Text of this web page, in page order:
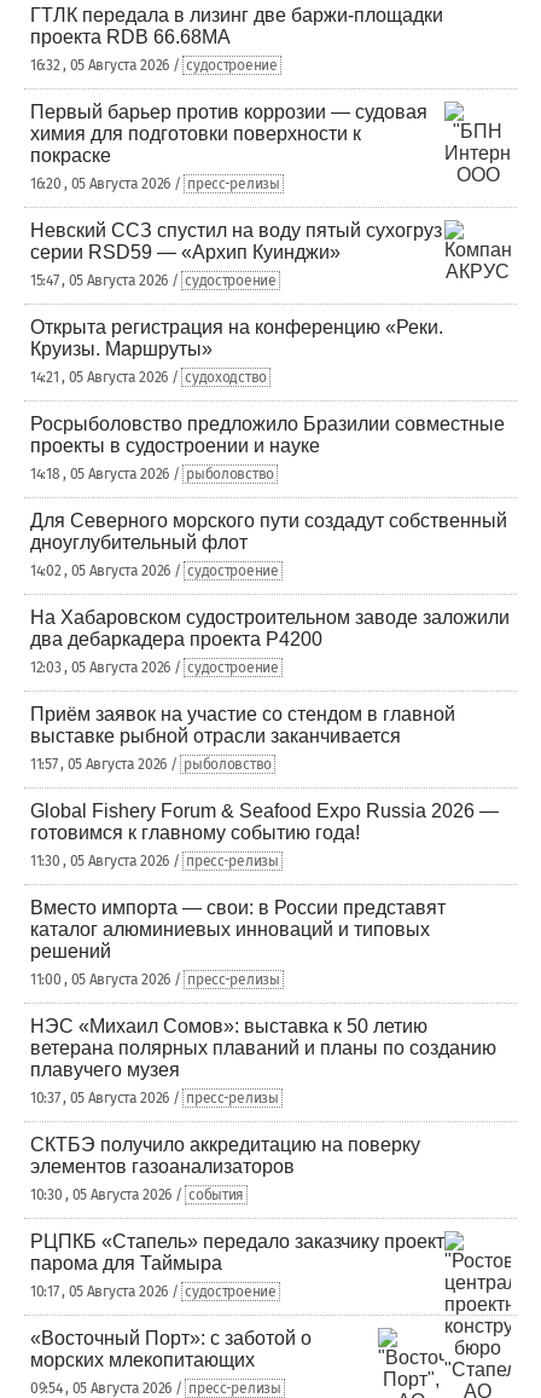
ГТЛК передала в лизинг две баржи-площадки
проекта RDB 66.68МА
16:32 , 05 Августа 2026 / судостроение
Первый барьер против коррозии — судовая
химия для подготовки поверхности к
покраске
16:20 , 05 Августа 2026 / пресс-релизы
Невский ССЗ спустил на воду пятый сухогруз
серии RSD59 — «Архип Куинджи»
15:47 , 05 Августа 2026 / судостроение
Открыта регистрация на конференцию «Реки.
Круизы. Маршруты»
14:21 , 05 Августа 2026 / судоходство
Росрыболовство предложило Бразилии совместные
проекты в судостроении и науке
14:18 , 05 Августа 2026 / рыболовство
Для Северного морского пути создадут собственный
дноуглубительный флот
14:02 , 05 Августа 2026 / судостроение
На Хабаровском судостроительном заводе заложили
два дебаркадера проекта Р4200
12:03 , 05 Августа 2026 / судостроение
Приём заявок на участие со стендом в главной
выставке рыбной отрасли заканчивается
11:57 , 05 Августа 2026 / рыболовство
Global Fishery Forum & Seafood Expo Russia 2026 —
готовимся к главному событию года!
11:30 , 05 Августа 2026 / пресс-релизы
Вместо импорта — свои: в России представят
каталог алюминиевых инноваций и типовых
решений
11:00 , 05 Августа 2026 / пресс-релизы
НЭС «Михаил Сомов»: выставка к 50 летию
ветерана полярных плаваний и планы по созданию
плавучего музея
10:37 , 05 Августа 2026 / пресс-релизы
СКТБЭ получило аккредитацию на поверку
элементов газоанализаторов
10:30 , 05 Августа 2026 / события
РЦПКБ «Стапель» передало заказчику проект
парома для Таймыра
10:17 , 05 Августа 2026 / судостроение
«Восточный Порт»: с заботой о
морских млекопитающих
09:54 , 05 Августа 2026 / пресс-релизы